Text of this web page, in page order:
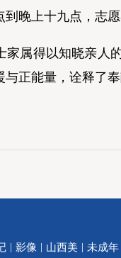
晚上十九点，志
得以知晓亲人的
正能量，诠释了
| 影像 | 山西美 | 未成年